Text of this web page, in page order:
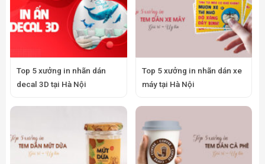
Top 5 xưởng in nhãn dán
decal 3D tại Hà Nội
Top 5 xưởng in nhãn dán xe
máy tại Hà Nội